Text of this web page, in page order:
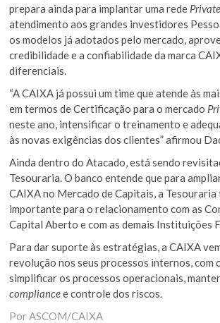
prepara ainda para implantar uma rede Private
atendimento aos grandes investidores
os modelos já adotados pelo mercado,
credibilidade e a confiabilidade da marca
diferenciais.
“A CAIXA já possui um time que atende às
em termos de Certificação para o mercado
neste ano, intensificar o treinamento e
às novas exigências dos clientes” afirmou
Ainda dentro do Atacado, está sendo
Tesouraria. O banco entende que para
CAIXA no Mercado de Capitais, a Tesouraria
importante para o relacionamento com as
Capital Aberto e com as demais Instituições
Para dar suporte às estratégias, a CAIXA
revolução nos seus processos internos, com
simplificar os processos operacionais,
compliancee controle dos riscos.
Por ASCOM/CAIXA